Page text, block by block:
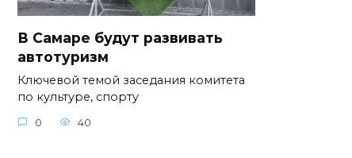
В Самаре будут развивать
автотуризм
Ключевой темой заседания комитета
по культуре, спорту
0 40